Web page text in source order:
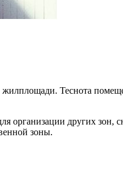
Теснота
организации других зон,
зоны.